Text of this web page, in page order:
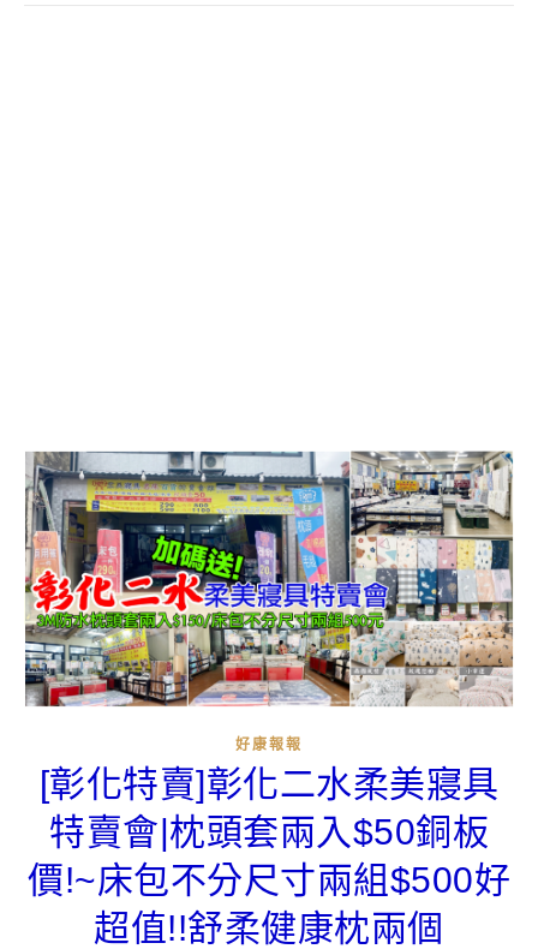
好康報報
[彰化特賣]彰化二水柔美寢具
特賣會|枕頭套兩入$50銅板
價!~床包不分尺寸兩組$500好
超值!!舒柔健康枕兩個